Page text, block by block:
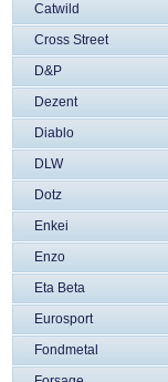
Catwild
Cross Street
D&P
Dezent
Diablo
DLW
Dotz
Enkei
Enzo
Eta Beta
Eurosport
Fondmetal